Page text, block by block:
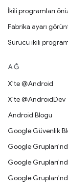
İkili programları
Fabrika ayarı
Sürücü ikili
AĞ
X'te @Android
X'te @AndroidDev
Android Blogu
Google Güvenlik
Google
Google
Google